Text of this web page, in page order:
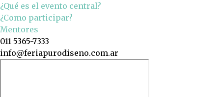
¿Qué es el evento central?
¿Como participar?
Mentores
011 5365-7333
info@feriapurodiseno.com.ar